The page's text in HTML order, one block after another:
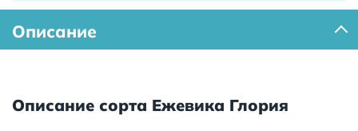
Описание
Описание сорта Ежевика Глория